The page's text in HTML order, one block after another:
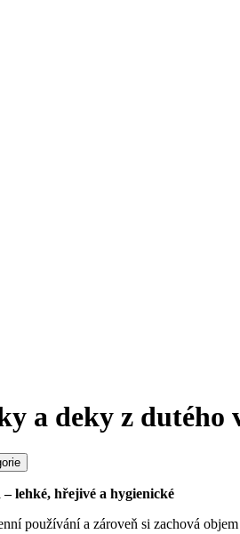
a deky z dutého
lehké, hřejivé a hygienické
používání a zároveň si zachová